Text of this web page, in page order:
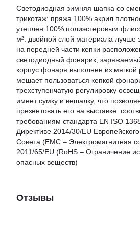
Светодиодная зимняя шапка со
трикотаж: пряжа 100% акрил
утеплен 100% полиэстеровым
м². двойной слой материала лучше
на передней части кепки
светодиодный фонарик,
корпус фонаря выполнен из мягкой
мешает пользоваться кепкой
трехступенчатую регулировку
имеет сумку и вешалку, что
презентовать его на выставке.
требованиям стандарта EN ISO
Директиве 2014/30/EU
Совета (EMC – Электромагнитная
2011/65/EU (RoHS – Ограничение
опасных веществ)
Отзывы